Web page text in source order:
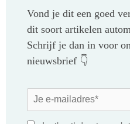
Vond je dit een goed
dit soort artikelen
Schrijf je dan in voor
nieuwsbrief 👇